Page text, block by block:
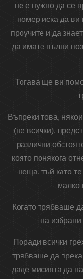
не е нужно да се
номер иска да ви
проучите и да
да имате пълни
Тогава ще ви
Въпреки това,
(не всички),
различни
която понякога
неща, тъй като
малко
Когато трябваше
на
Поради всички
трябваше да
даде мисията да